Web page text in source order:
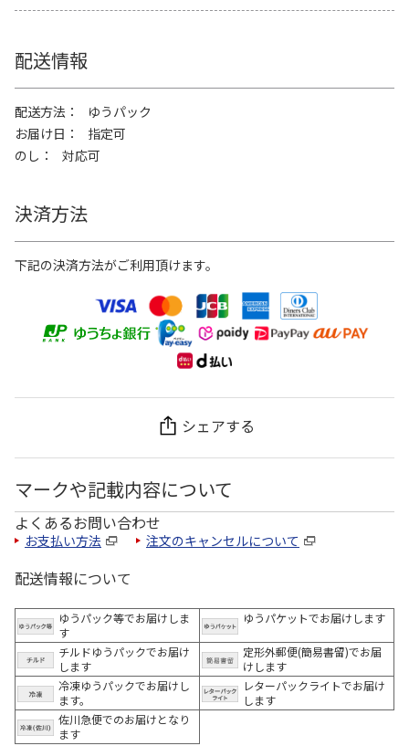
配送情報
配送方法
ゆうパック
お届け日
指定可
のし
対応可
決済方法
下記の決済方法がご利用頂けます。
シェアする
マークや記載内容について
よくあるお問い合わせ
お支払い方法 注文のキャンセルについて
配送情報について
ゆうパック等でお届けしま
す
ゆうパケットでお届けします
チルドゆうパックでお届け
します
定形外郵便(簡易書留)でお届
けします
冷凍ゆうパックでお届けし
ます。
レターパックライトでお届け
します
佐川急便でのお届けとなり
ます